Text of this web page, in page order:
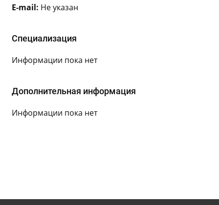
E-mail: Не указан
Специализация
Информации пока нет
Дополнительная информация
Информации пока нет